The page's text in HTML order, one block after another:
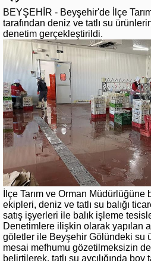
BEYŞEHİR - Beyşehir'de İlçe
tarafından deniz ve tatlı su
denetim gerçekleştirildi.
İlçe Tarım ve Orman Müdürlüğüne
ekipleri, deniz ve tatlı su balığı
satış işyerleri ile balık işleme
Denetimlere ilişkin olarak yapılan
göletler ile Beyşehir Gölündeki su
mesai mefhumu gözetilmeksizin
belirtilerek, tatlı su avcılığında